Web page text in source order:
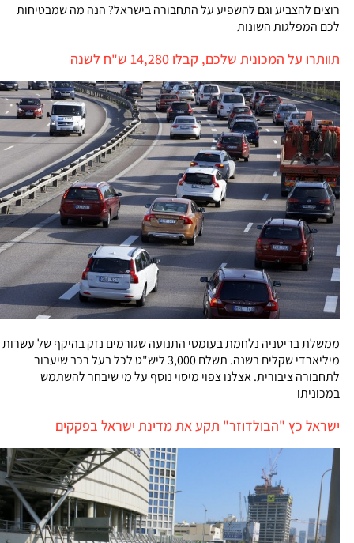
רוצים להצביע וגם להשפיע על התחבורה בישראל? הנה מה שמבטיחות
לכם המפלגות השונות
תוותרו על המכונית שלכם, קבלו 14,280 ש"ח לשנה
ממשלת בריטניה נלחמת בעומסי התנועה שגורמים נזק בהיקף של עשרות
מיליארדי שקלים בשנה. תשלם 3,000 ליש"ט לכל בעל רכב שיעבור
לתחבורה ציבורית. אצלנו צפוי מיסוי נוסף על מי שיבחר להשתמש
במכוניתו
ישראל כץ "הבולדוזר" תקע את מדינת ישראל בפקקים